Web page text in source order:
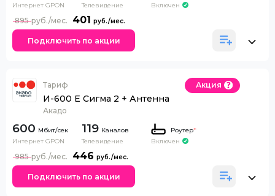
Интернет GPON
Телевидение
Включен
401
895
Подключить по акции
Тариф
И-600 Е Сигма 2 + Антенна
Акадо
Акция
600
Интернет GPON
119 Каналов
Телевидение
Роутер*
Включен
446
985
Подключить по акции